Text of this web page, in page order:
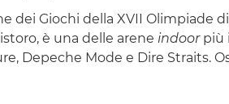
dei Giochi della XVII Olimpiade
è una delle arene indoorpiù
Depeche Mode e Dire Straits.